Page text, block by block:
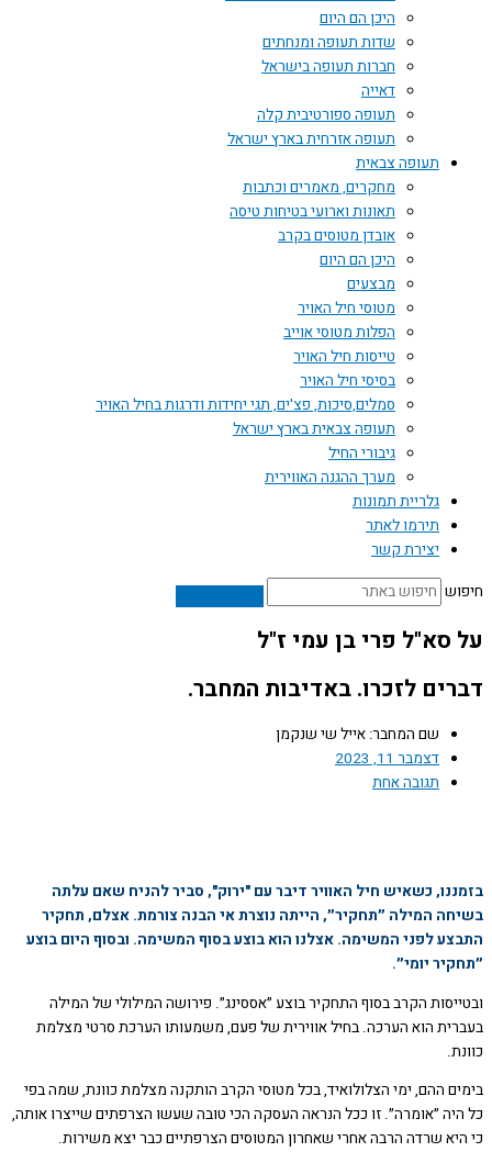
היכן הם היום
שדות תעופה ומנחתים
חברות תעופה בישראל
דאייה
תעופה ספורטיבית קלה
תעופה אזרחית בארץ ישראל
תעופה צבאית
מחקרים, מאמרים וכתבות
תאונות וארועי בטיחות טיסה
אובדן מטוסים בקרב
היכן הם היום
מבצעים
מטוסי חיל האויר
הפלות מטוסי אוייב
טייסות חיל האויר
בסיסי חיל האויר
סמלים,סיכות, פצ'ים, תגי יחידות ודרגות בחיל האויר
תעופה צבאית בארץ ישראל
גיבורי החיל
מערך ההגנה האווירית
גלריית תמונות
תירמו לאתר
יצירת קשר
פרי בן עמי ז"ל
לזכרו. באדיבות המחבר.
שם המחבר: אייל שי שנקמן
דצמבר 11, 2023
תגובה אחת
כשאיש חיל האוויר דיבר עם "ירוק", סביר להניח שאם עלתה
המילה ״תחקיר״, הייתה נוצרת אי הבנה צורמת. אצלם, תחקיר
לפני המשימה. אצלנו הוא בוצע בסוף המשימה. ובסוף היום בוצע
יומי״.
הקרב בסוף התחקיר בוצע ״אססינג״. פירושה המילולי של המילה
הוא הערכה. בחיל אווירית של פעם, משמעותו הערכת סרטי מצלמת
ההם, ימי הצלולואיד, בכל מטוסי הקרב הותקנה מצלמת כוונת, שמה בפי
״אומרה״. זו ככל הנראה העסקה הכי טובה שעשו הצרפתים שייצרו אותה,
שרדה הרבה אחרי שאחרון המטוסים הצרפתיים כבר יצא משירות.